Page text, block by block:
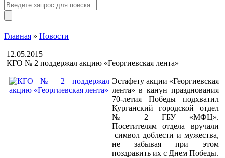
Главная » Новости
12.05.2015
КГО № 2 поддержал акцию «Георгиевская лента»
Эстафету акции «Георгиевская
лента» в канун празднования
70-летия Победы подхватил
Курганский городской отдел
№ 2 ГБУ «МФЦ».
Посетителям отдела вручали
символ доблести и мужества,
не забывая при этом
поздравить их с Днем Победы.